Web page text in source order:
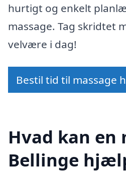
hurtigt og enkelt
massage. Tag skridtet
velvære i dag!
Bestil tid til massage
Hvad kan en
Bellinge